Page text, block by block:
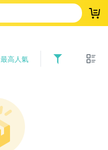
登
最高人氣